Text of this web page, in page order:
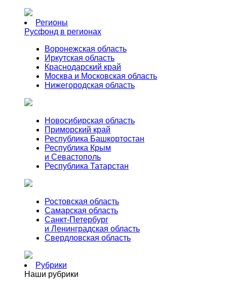
Регионы
Русфонд в регионах
Воронежская область
Иркутская область
Краснодарский край
Москва и Московская область
Нижегородская область
Новосибирская область
Приморский край
Республика Башкортостан
Республика Крым
и Севастополь
Республика Татарстан
Ростовская область
Самарская область
Санкт-Петербург
и Ленинградская область
Свердловская область
Рубрики
Наши рубрики